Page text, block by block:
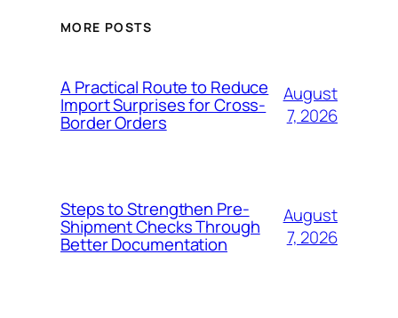
MORE POSTS
A Practical Route to Reduce
Import Surprises for Cross-
Border Orders
August
7, 2026
Steps to Strengthen Pre-
Shipment Checks Through
Better Documentation
August
7, 2026